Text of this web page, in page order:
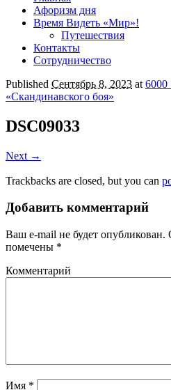
Афоризм дня
Время Видеть «Мир»!
Путешествия
Контакты
Сотрудничество
Published Сентябрь 8, 2023 at 6000
«Скандинавского боя»
DSC09033
Next →
Trackbacks are closed, but you can
Добавить комментарий
Ваш e-mail не будет опубликован.
помечены *
Комментарий
Имя *